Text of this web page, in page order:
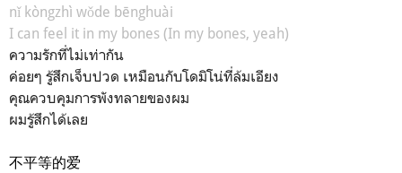
nǐ kòngzhì wǒde bēnghuài
I can feel it in my bones (In my bones, yeah)
ความรักที่ไม่เท่ากัน
ค่อยๆ รู้สึกเจ็บปวด เหมือนกับโดมิโน่ที่ล้มเอียง
คุณควบคุมการพังทลายของผม
ผมรู้สึกได้เลย
不平等的爱